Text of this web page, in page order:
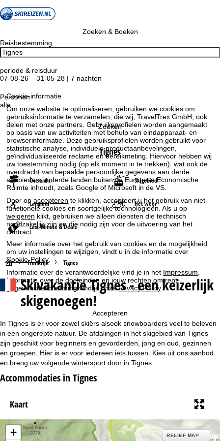
Cookie-informatie
Om onze website te optimaliseren, gebruiken we cookies om
gebruiksinformatie te verzamelen, die wij, TravelTrex GmbH, ook
delen met onze partners. Gebruiksprofielen worden aangemaakt
op basis van uw activiteiten met behulp van eindapparaat- en
browserinformatie. Deze gebruiksprofielen worden gebruikt voor
statistische analyse, individuele productaanbevelingen,
geïndividualiseerde reclame en bereikmeting. Hiervoor hebben wij
uw toestemming nodig (op elk moment in te trekken), wat ook de
overdracht van bepaalde persoonlijke gegevens aan derde
aanbieders in derde landen buiten de Europese Economische
Ruimte inhoudt, zoals Google of Microsoft in de VS.
Door opaccepteren te klikken, accepteert u het gebruik van niet-
functionele cookies en soortgelijke technologieën. Als u op
weigeren klikt, gebruiken we alleen diensten die technisch
noodzakelijk zijn en die nodig zijn voor de uitvoering van het
contract.
Meer informatie over het gebruik van cookies en de mogelijkheid
om uw instellingen te wijzigen, vindt u in de informatie over
Cookie-Policy
Informatie over de verantwoordelijke vind je in het Impressum
Informatie over de doeleinden en jouw rechten omtrent
gegevensbescherming vind je onzePrivacy Policy
Accepteren
Zoeken & Boeken
Reisbestemming
periode & reisduur
07-08-26 – 31-05-28 | 7 nachten
Personen
alle
Zoeken
Tignes
Overzicht Skigebied
Langlauf Het weer
Last-Minute & Deals
S
t
r
t
p
a
g
i
Frankrijk Tignes
Skivakantie Tignes - een keizerlijk
skigenoegen!
In Tignes is er voor zowel skiërs alsook snowboarders veel te beleven
in een ongerepte natuur. De afdalingen in het skigebied van Tignes
zijn geschikt voor beginners en gevorderden, jong en oud, gezinnen
en groepen. Hier is er voor iedereen iets tussen. Kies uit ons aanbod
en breng uw volgende wintersport door in Tignes.
Accommodaties in Tignes
Kaart
+ RELIEF MAP